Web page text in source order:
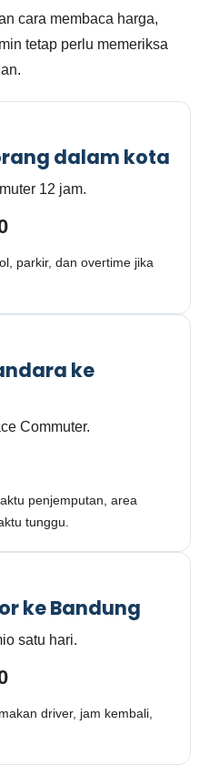
cara membaca harga,
tetap perlu memeriksa
dalam kota
12 jam.
parkir, dan overtime jika
ke
Commuter.
penjemputan, area
tunggu.
ke Bandung
satu hari.
driver, jam kembali,